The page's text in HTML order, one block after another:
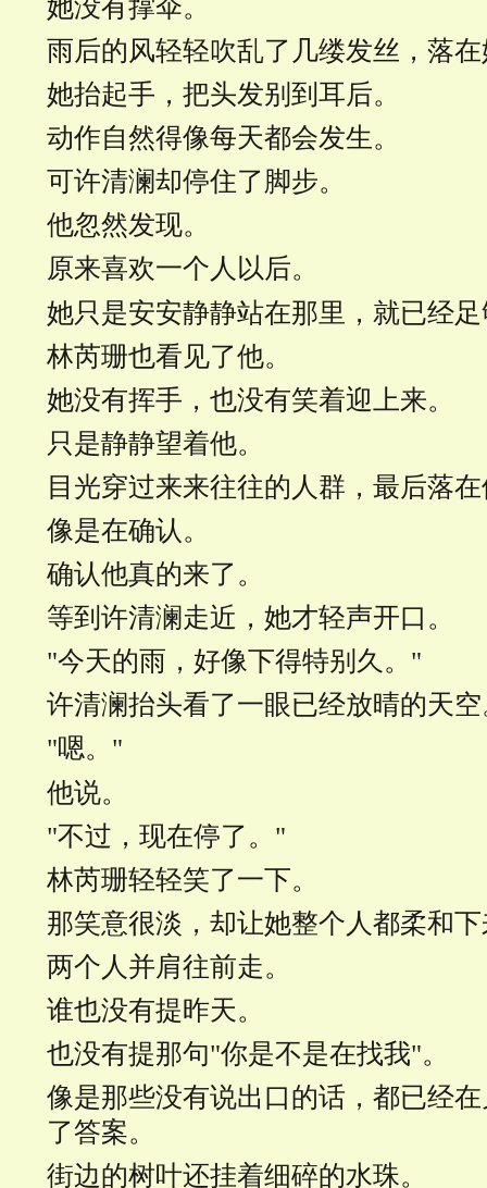
她没有撑伞。
雨后的风轻轻吹乱了几缕发丝，落
她抬起手，把头发别到耳后。
动作自然得像每天都会发生。
可许清澜却停住了脚步。
他忽然发现。
原来喜欢一个人以后。
她只是安安静静站在那里，就已经
林芮珊也看见了他。
她没有挥手，也没有笑着迎上来。
只是静静望着他。
目光穿过来来往往的人群，最后落
像是在确认。
确认他真的来了。
等到许清澜走近，她才轻声开口。
"今天的雨，好像下得特别久。"
许清澜抬头看了一眼已经放晴的天
"嗯。"
他说。
"不过，现在停了。"
林芮珊轻轻笑了一下。
那笑意很淡，却让她整个人都柔和
两个人并肩往前走。
谁也没有提昨天。
也没有提那句"你是不是在找我"。
像是那些没有说出口的话，都已经
了答案。
街边的树叶还挂着细碎的水珠。